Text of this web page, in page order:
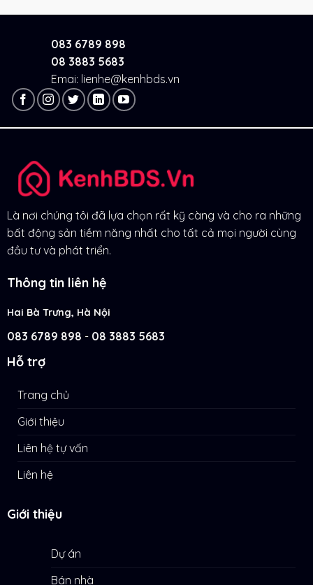
083 6789 898
08 3883 5683
Emai: lienhe@kenhbds.vn
Là nơi chúng tôi đã lựa chọn rất kỹ càng và cho ra những
bất động sản tiềm năng nhất cho tất cả mọi người cùng
đầu tư và phát triển.
Thông tin liên hệ
Hai Bà Trưng, Hà Nội
083 6789 898 - 08 3883 5683
Hỗ trợ
Trang chủ
Giới thiệu
Liên hệ tự vấn
Liên hệ
Giới thiệu
Dự án
Bán nhà